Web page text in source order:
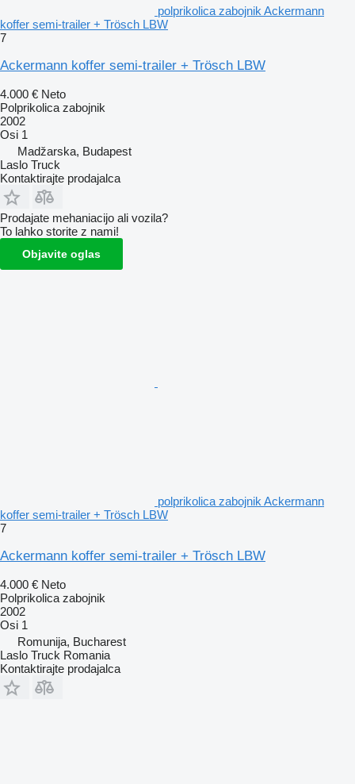
polprikolica zabojnik Ackermann
koffer semi-trailer + Trösch LBW
7
Ackermann koffer semi-trailer + Trösch LBW
4.000 € Neto
Polprikolica zabojnik
2002
Osi 1
Madžarska, Budapest
Laslo Truck
Kontaktirajte prodajalca
Prodajate mehaniacijo ali vozila?
To lahko storite z nami!
Objavite oglas
polprikolica zabojnik Ackermann
koffer semi-trailer + Trösch LBW
7
Ackermann koffer semi-trailer + Trösch LBW
4.000 € Neto
Polprikolica zabojnik
2002
Osi 1
Romunija, Bucharest
Laslo Truck Romania
Kontaktirajte prodajalca